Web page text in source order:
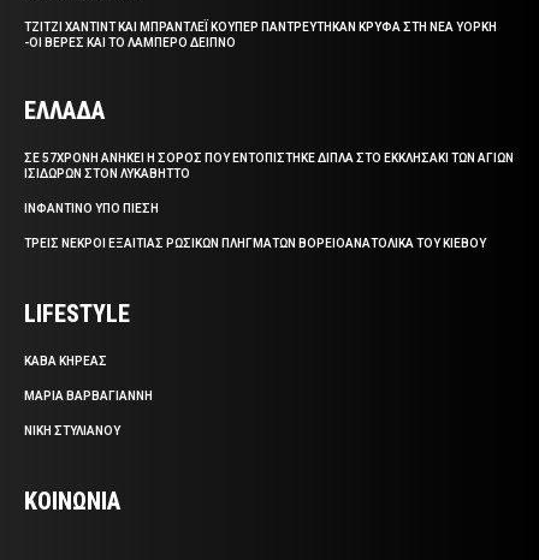
ΤΖΙΤΖΙ ΧΑΝΤΙΝΤ ΚΑΙ ΜΠΡΑΝΤΛΕΪ ΚΟΥΠΕΡ ΠΑΝΤΡΕΥΤΗΚΑΝ ΚΡΥΦΑ ΣΤΗ ΝΕΑ ΥΟΡΚΗ
-ΟΙ ΒΕΡΕΣ ΚΑΙ ΤΟ ΛΑΜΠΕΡΟ ΔΕΙΠΝΟ
ΕΛΛΑΔΑ
ΣΕ 57ΧΡΟΝΗ ΑΝΗΚΕΙ Η ΣΟΡΟΣ ΠΟΥ ΕΝΤΟΠΙΣΤΗΚΕ ΔΙΠΛΑ ΣΤΟ ΕΚΚΛΗΣΑΚΙ ΤΩΝ ΑΓΙΩΝ
ΙΣΙΔΩΡΩΝ ΣΤΟΝ ΛΥΚΑΒΗΤΤΟ
ΙΝΦΑΝΤΙΝΟ ΥΠΟ ΠΙΕΣΗ
ΤΡΕΙΣ ΝΕΚΡΟΙ ΕΞΑΙΤΙΑΣ ΡΩΣΙΚΩΝ ΠΛΗΓΜΑΤΩΝ ΒΟΡΕΙΟΑΝΑΤΟΛΙΚΑ ΤΟΥ ΚΙΕΒΟΥ
LIFESTYLE
ΚΑΒΑ ΚΗΡΕΑΣ
ΜΑΡΙΑ ΒΑΡΒΑΓΙΑΝΝΗ
ΝΙΚΗ ΣΤΥΛΙΑΝΟΥ
ΚΟΙΝΩΝΙΑ